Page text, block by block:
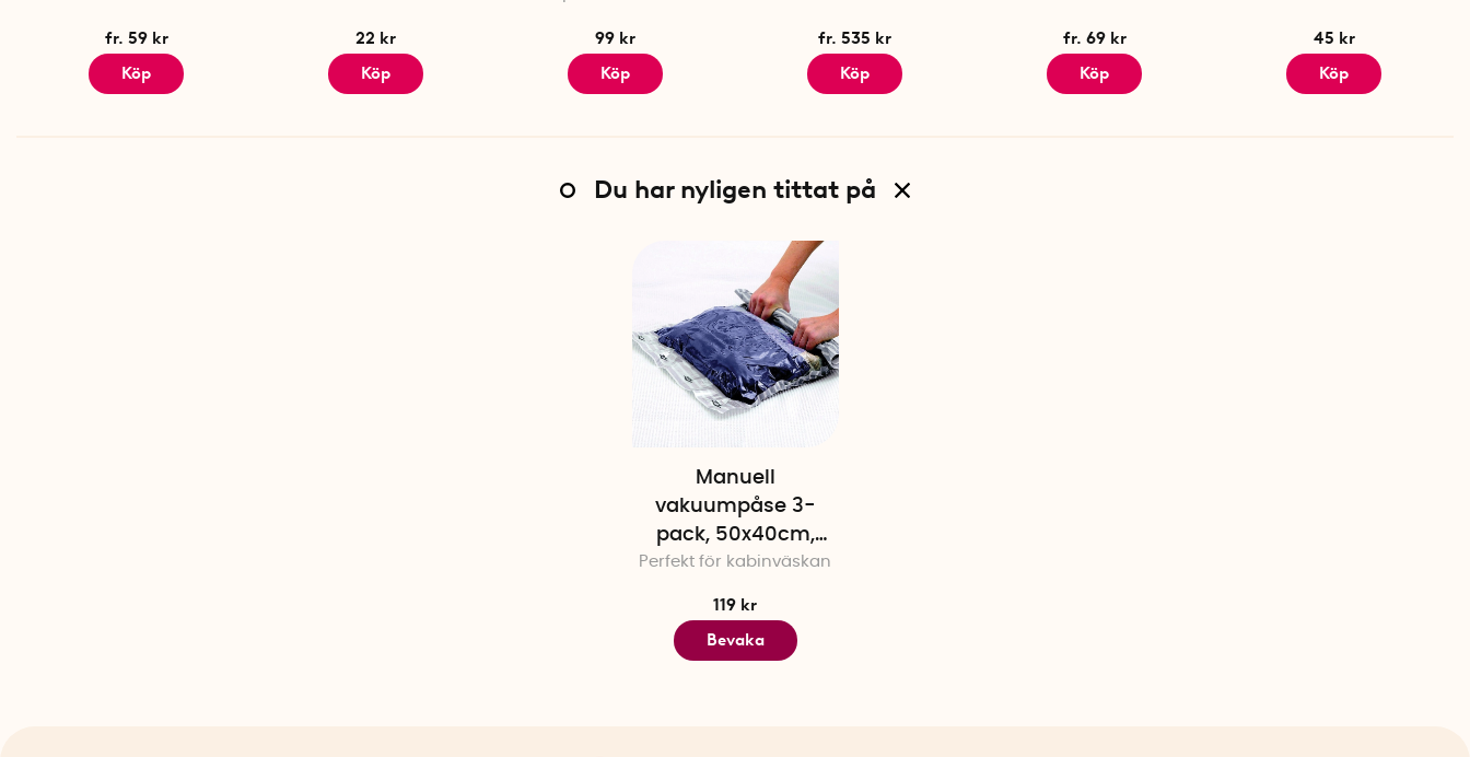
fr. 59 kr
Köp
22 kr
Köp
99 kr
Köp
fr. 535 kr
Köp
fr. 69 kr
Köp
45 kr
Köp
Du har nyligen tittat på
Manuell
vakuumpåse 3-
pack, 50x40cm,
Domopak
Perfekt för kabinväskan
119 kr
Bevaka